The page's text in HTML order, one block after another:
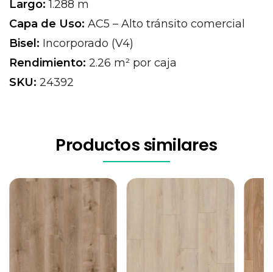
Largo: 1.288 m
Capa de Uso: AC5 – Alto tránsito comercial
Bisel: Incorporado (V4)
Rendimiento: 2.26 m² por caja
SKU: 24392
Productos similares